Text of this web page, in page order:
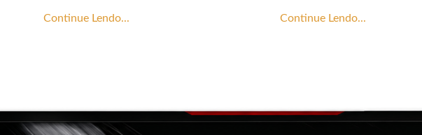
Continue Lendo... Continue Lendo...